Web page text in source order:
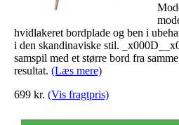
hvidlakeret bordplade og ben i
i den skandinaviske stil.
samspil med et større bord fra
resultat. (Læs mere)
699 kr. (Vis fragtpris)